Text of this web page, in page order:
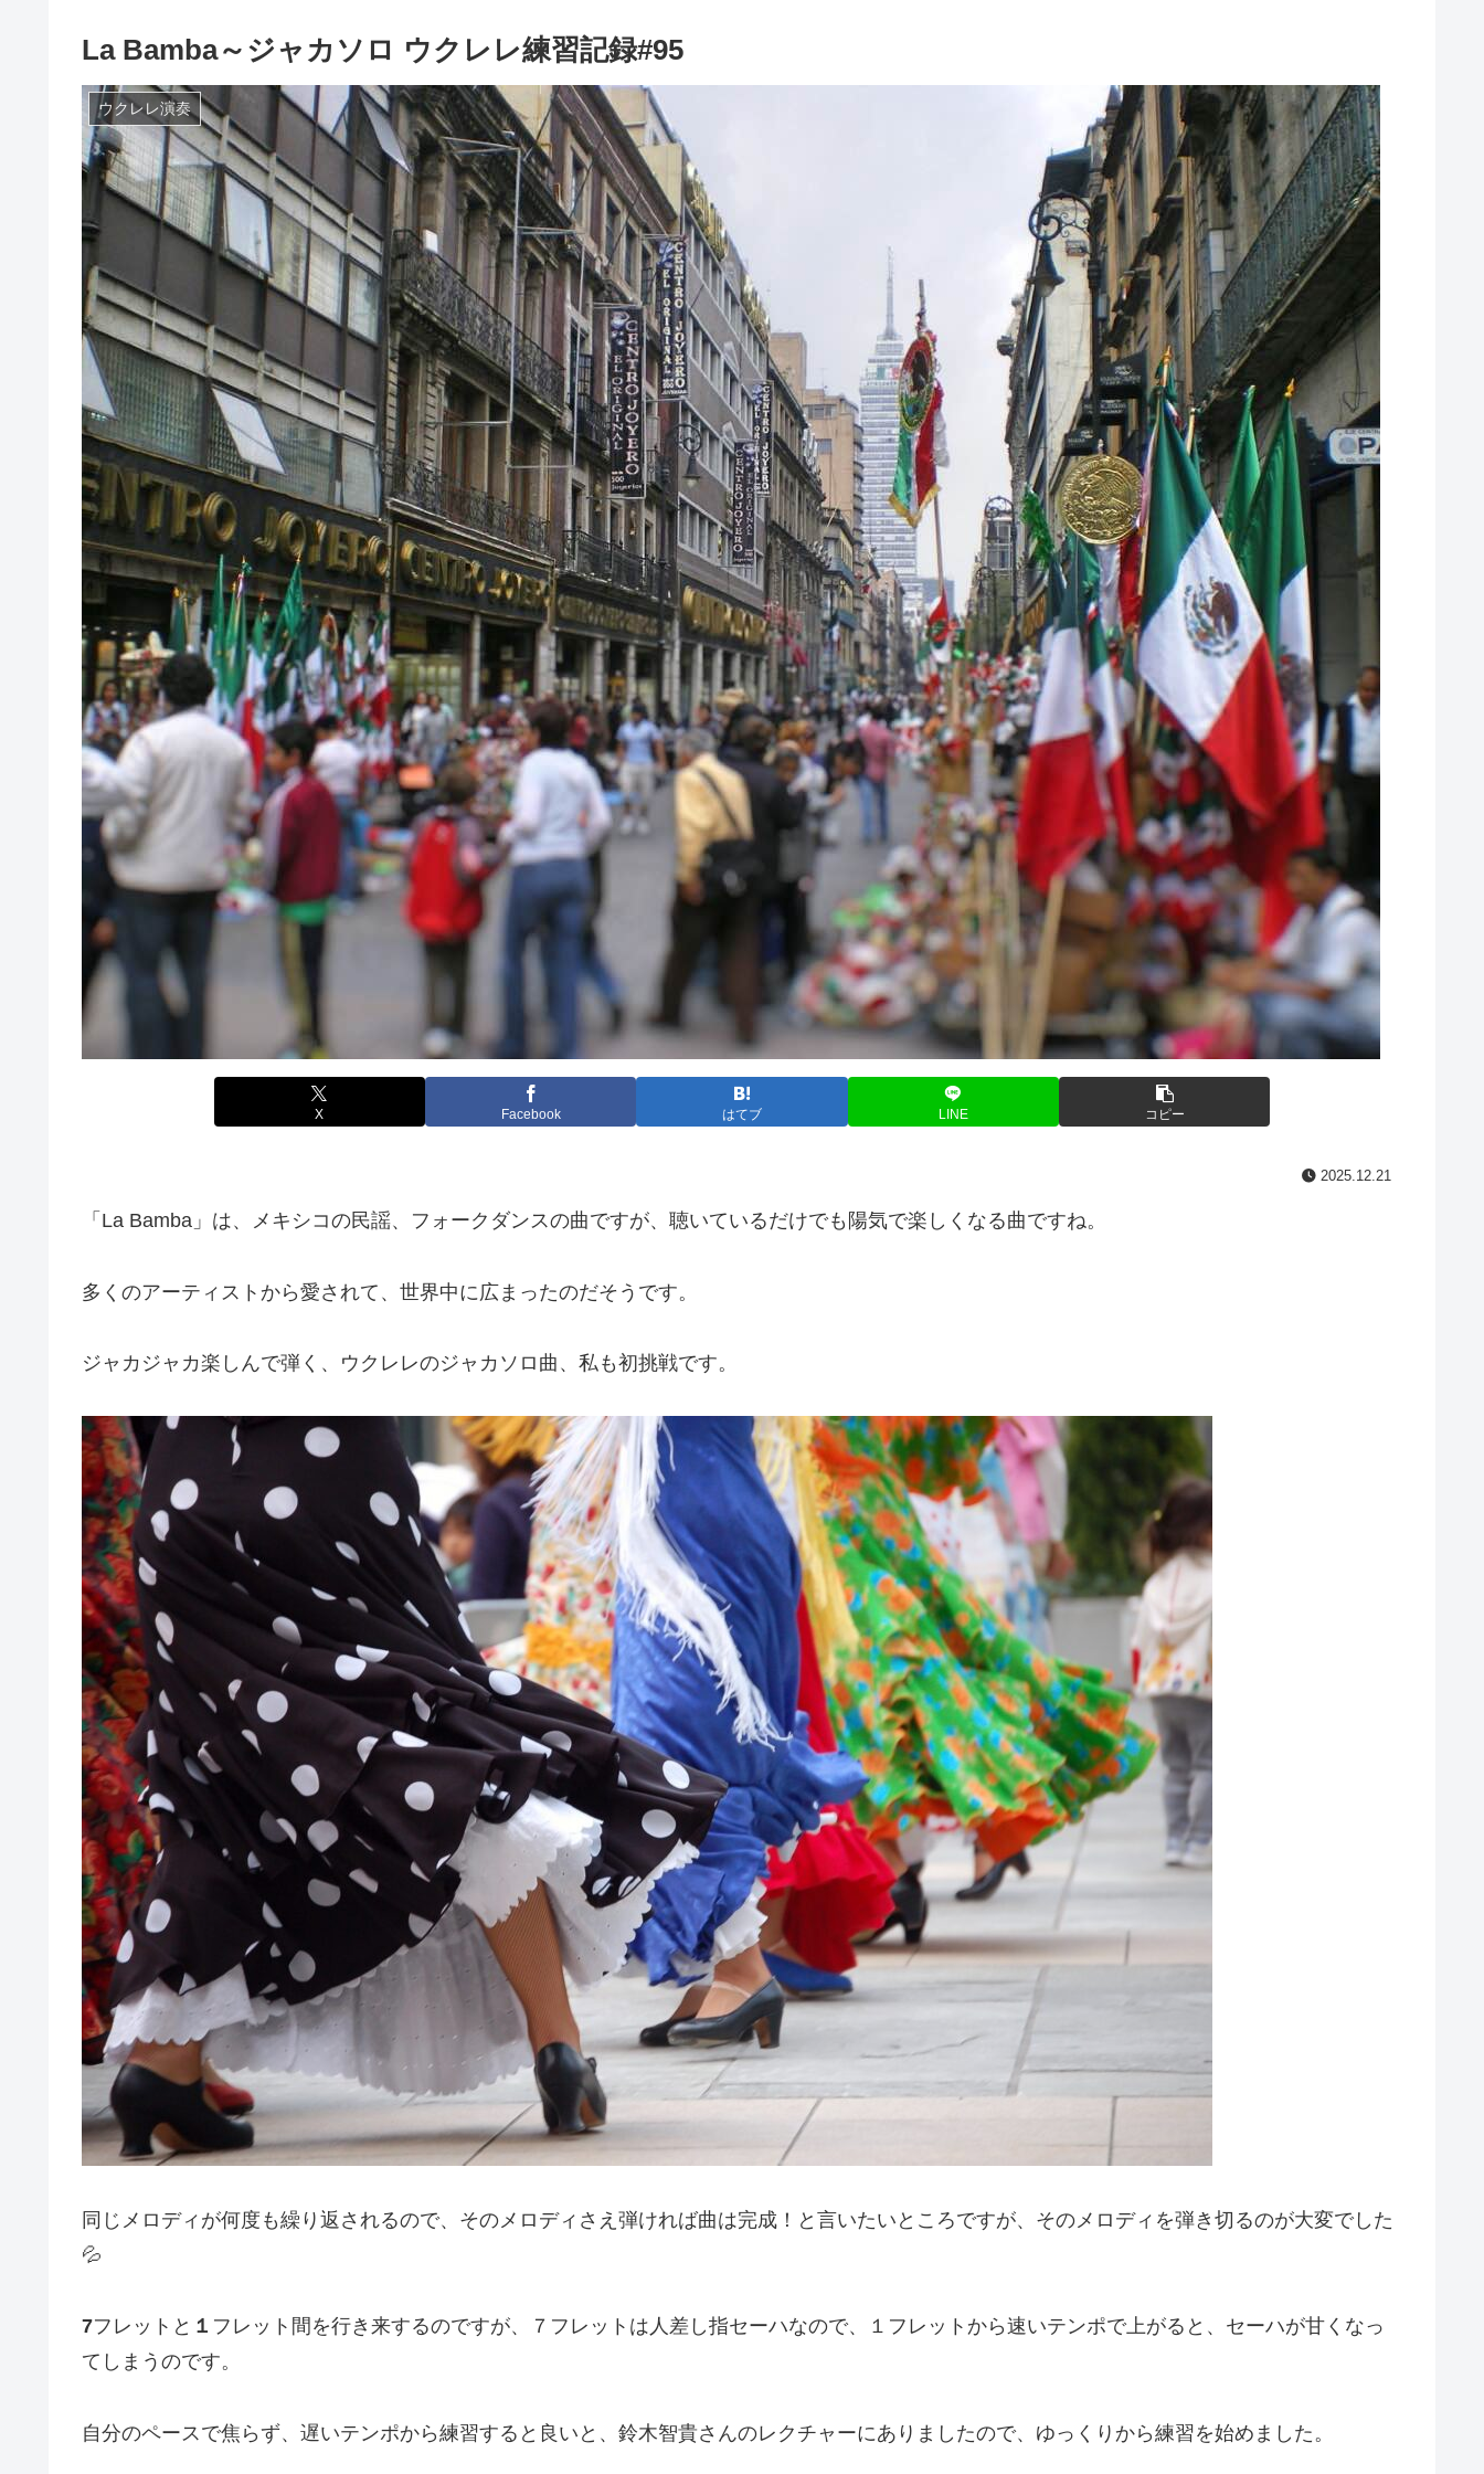
La Bamba～ジャカソロ ウクレレ練習記録#95
ウクレレ演奏
X Facebook はてブ LINE コピー
2025.12.21
「La Bamba」は、メキシコの民謡、フォークダンスの曲ですが、聴いているだけでも陽気で楽しくなる曲ですね。
多くのアーティストから愛されて、世界中に広まったのだそうです。
ジャカジャカ楽しんで弾く、ウクレレのジャカソロ曲、私も初挑戦です。
同じメロディが何度も繰り返されるので、そのメロディさえ弾ければ曲は完成！と言いたいところですが、そのメロディを弾き切るのが大変でした
💦
7フレットと １ フレット間を行き来するのですが、７フレットは人差し指セーハなので、１フレットから速いテンポで上がると、セーハが甘くなっ
てしまうのです。
自分のペースで焦らず、遅いテンポから練習すると良いと、鈴木智貴さんのレクチャーにありましたので、ゆっくりから練習を始めました。